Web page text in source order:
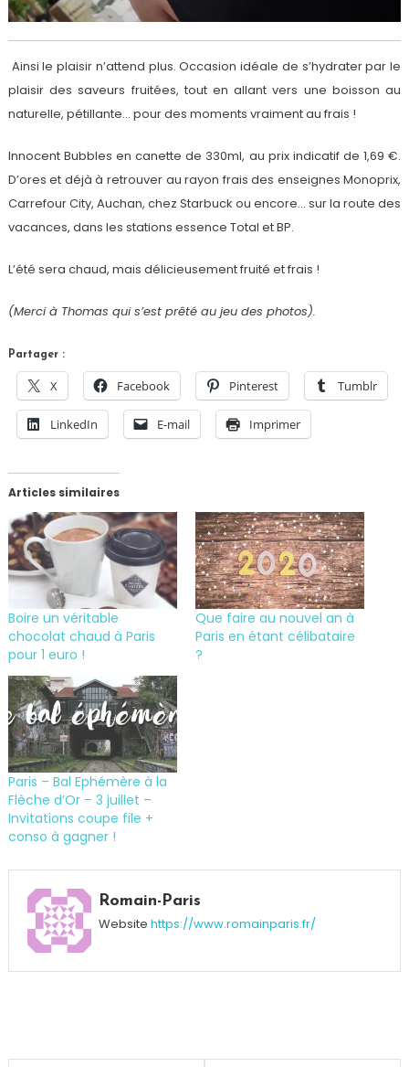
Ainsi le plaisir n’attend plus. Occasion idéale de s’hydrater par le
plaisir des saveurs fruitées, tout en allant vers une boisson au
naturelle, pétillante… pour des moments vraiment au frais !
Innocent Bubbles en canette de 330ml, au prix indicatif de 1,69 €.
D’ores et déjà à retrouver au rayon frais des enseignes Monoprix,
Carrefour City, Auchan, chez Starbuck ou encore… sur la route des
vacances, dans les stations essence Total et BP.
L’été sera chaud, mais délicieusement fruité et frais !
(Merci à Thomas qui s’est prêté au jeu des photos).
Partager :
X Facebook Pinterest Tumblr
LinkedIn E-mail Imprimer
Articles similaires
Boire un véritable
chocolat chaud à Paris
pour 1 euro !
Que faire au nouvel an à
Paris en étant célibataire
?
Paris – Bal Ephémère à la
Flèche d’Or – 3 juillet –
Invitations coupe file +
conso à gagner !
Boisson,
détente,
Eau ,
Romain-Paris
Website https://www.romainparis.fr/